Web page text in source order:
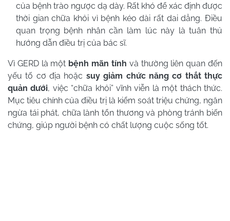
của bệnh trào ngược dạ dày. Rất khó để xác định được
thời gian chữa khỏi vì bệnh kéo dài rất dai dẳng. Điều
quan trọng bệnh nhân cần làm lúc này là tuân thủ
hướng dẫn điều trị của bác sĩ.
Vì GERD là một bệnh mãn tính và thường liên quan đến
yếu tố cơ địa hoặc suy giảm chức năng cơ thắt thực
quản dưới, việc “chữa khỏi” vĩnh viễn là một thách thức.
Mục tiêu chính của điều trị là kiểm soát triệu chứng, ngăn
ngừa tái phát, chữa lành tổn thương và phòng tránh biến
chứng, giúp người bệnh có chất lượng cuộc sống tốt.